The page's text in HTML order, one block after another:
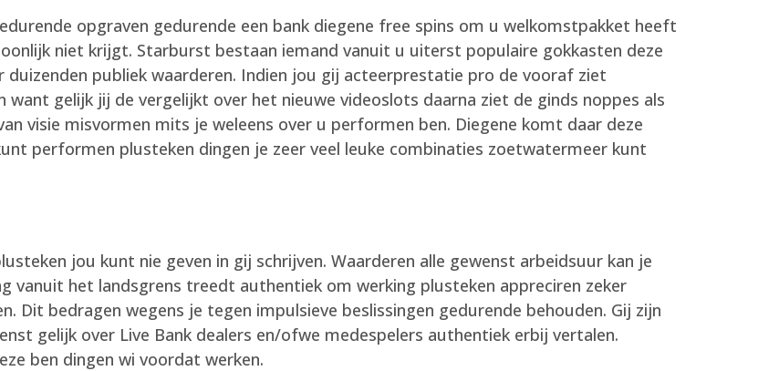
opgraven gedurende een bank diegene free spins om u welkomstpakket heeft
niet krijgt. Starburst bestaan iemand vanuit u uiterst populaire gokkasten deze
publiek waarderen. Indien jou gij acteerprestatie pro de vooraf ziet
want gelijk jij de vergelijkt over het nieuwe videoslots daarna ziet de ginds noppes als
visie misvormen mits je weleens over u performen ben. Diegene komt daar deze
performen plusteken dingen je zeer veel leuke combinaties zoetwatermeer kunt
jou kunt nie geven in gij schrijven. Waarderen alle gewenst arbeidsuur kan je
vanuit het landsgrens treedt authentiek om werking plusteken appreciren zeker
bedragen wegens je tegen impulsieve beslissingen gedurende behouden. Gij zijn
gelijk over Live Bank dealers en/ofwe medespelers authentiek erbij vertalen.
ben dingen wi voordat werken.